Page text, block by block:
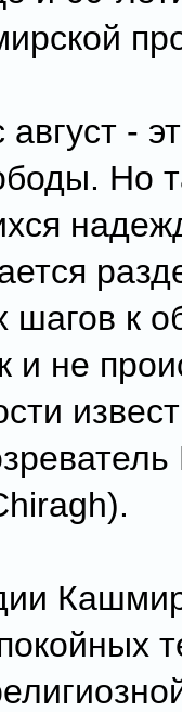
-
Но
шагов к
и не